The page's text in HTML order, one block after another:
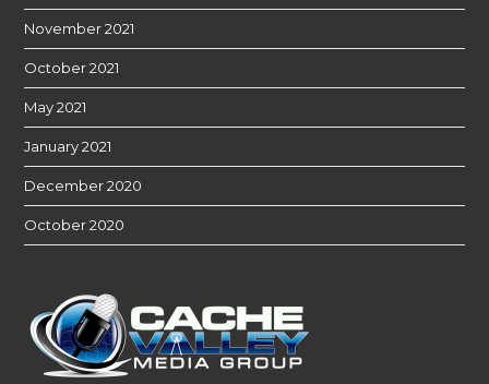
November 2021
October 2021
May 2021
January 2021
December 2020
October 2020